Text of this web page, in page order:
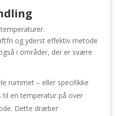
og yderst effektiv metode
i områder, der er svære
rummet – eller specifikke
til en temperatur på over
Dette dræber